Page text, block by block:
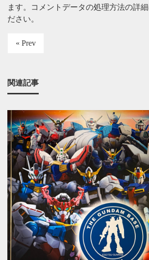
ます。
コメントデータの処理方法の詳
ださい。
« Prev
関連記事